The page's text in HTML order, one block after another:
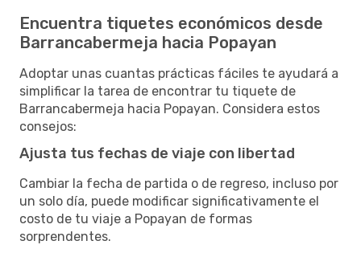
Encuentra tiquetes económicos desde
Barrancabermeja hacia Popayan
Adoptar unas cuantas prácticas fáciles te ayudará a
simplificar la tarea de encontrar tu tiquete de
Barrancabermeja hacia Popayan. Considera estos
consejos:
Ajusta tus fechas de viaje con libertad
Cambiar la fecha de partida o de regreso, incluso por
un solo día, puede modificar significativamente el
costo de tu viaje a Popayan de formas
sorprendentes.